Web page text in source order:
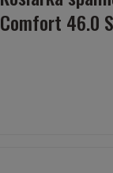
Comfort 46.0